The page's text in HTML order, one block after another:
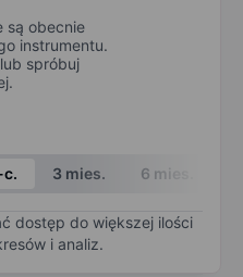
są obecnie
instrumentu.
spróbuj
c. 3 mies. 6 mies.
dostęp do większej ilości
i analiz.